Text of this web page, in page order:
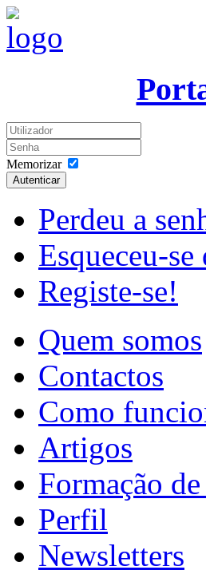
Memorizar
Autenticar
Perdeu a
Esqueceu-
Registe-se!
Quem somos
Contactos
Como
Artigos
Formação
Perfil
Newsletters